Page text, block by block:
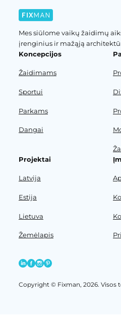
Mes siūlome vaikų žaidimų
įrenginius ir mažąją
Koncepcijos
Žaidimams
Sportui
Parkams
Dangai
Projektai
Latvija
Estija
Lietuva
Žemėlapis
Copyright © Fixman, 2026. Visos